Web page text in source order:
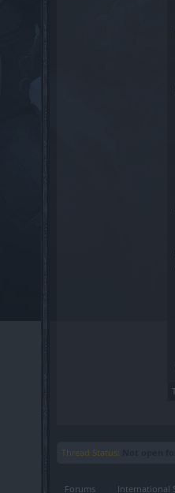
Thread Status:
Forums International